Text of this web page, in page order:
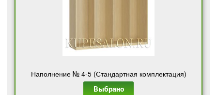
Наполнение № 4-5 (Стандартная комплектация)
Выбрано